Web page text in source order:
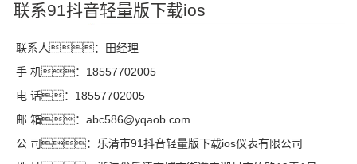
联系91抖音轻量版下载ios
联系人：田经理
手 机：18557702005
电 话：18557702005
邮 箱：abc586@yqaob.com
公 司：乐清市91抖音轻量版下载ios仪表有限公司